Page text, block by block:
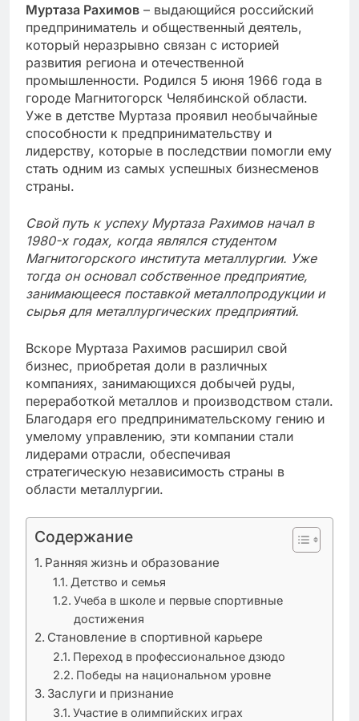
Муртаза Рахимов – выдающийся российский
предприниматель и общественный деятель,
который неразрывно связан с историей
развития региона и отечественной
промышленности. Родился 5 июня 1966 года в
городе Магнитогорск Челябинской области.
Уже в детстве Муртаза проявил необычайные
способности к предпринимательству и
лидерству, которые в последствии помогли ему
стать одним из самых успешных бизнесменов
страны.
Свой путь к успеху Муртаза Рахимов начал в
1980-х годах, когда являлся студентом
Магнитогорского института металлургии. Уже
тогда он основал собственное предприятие,
занимающееся поставкой металлопродукции и
сырья для металлургических предприятий.
Вскоре Муртаза Рахимов расширил свой
бизнес, приобретая доли в различных
компаниях, занимающихся добычей руды,
переработкой металлов и производством стали.
Благодаря его предпринимательскому гению и
умелому управлению, эти компании стали
лидерами отрасли, обеспечивая
стратегическую независимость страны в
области металлургии.
Содержание
Ранняя жизнь и образование
Детство и семья
Учеба в школе и первые спортивные
достижения
Становление в спортивной карьере
Переход в профессиональное дзюдо
Победы на национальном уровне
Заслуги и признание
Участие в олимпийских играх